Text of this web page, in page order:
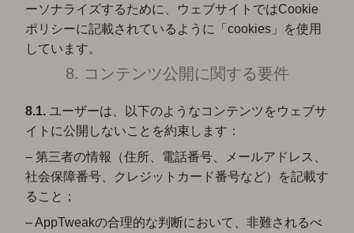
ーソナライズするために、ウェブサイトではCookie
ポリシーに記載されているように「cookies」を使用
しています。
8. コンテンツ公開に関する要件
8.1. ユーザーは、以下のようなコンテンツをウェブサ
イトに公開しないことを約束します：
– 第三者の情報（住所、電話番号、メールアドレス、
社会保障番号、クレジットカード番号など）を記載す
ること；
– AppTweakの合理的な判断において、非難されるべ